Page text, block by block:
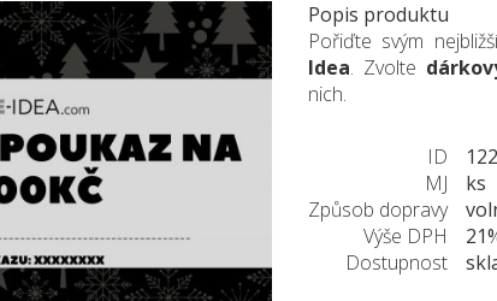
Popis produktu
Pořiďte svým
Idea. Zvolte
nich.
ID
MJ
ks
Způsob dopravy
Výše DPH
Dostupnost